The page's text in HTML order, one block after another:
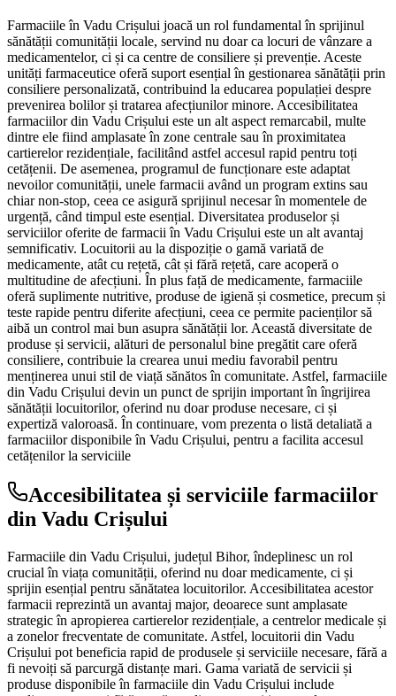
Farmaciile în Vadu Crișului joacă un rol fundamental în sprijinul
sănătății comunității locale, servind nu doar ca locuri de vânzare a
medicamentelor, ci și ca centre de consiliere și prevenție. Aceste
unități farmaceutice oferă suport esențial în gestionarea sănătății prin
consiliere personalizată, contribuind la educarea populației despre
prevenirea bolilor și tratarea afecțiunilor minore. Accesibilitatea
farmaciilor din Vadu Crișului este un alt aspect remarcabil, multe
dintre ele fiind amplasate în zone centrale sau în proximitatea
cartierelor rezidențiale, facilitând astfel accesul rapid pentru toți
cetățenii. De asemenea, programul de funcționare este adaptat
nevoilor comunității, unele farmacii având un program extins sau
chiar non-stop, ceea ce asigură sprijinul necesar în momentele de
urgență, când timpul este esențial. Diversitatea produselor și
serviciilor oferite de farmacii în Vadu Crișului este un alt avantaj
semnificativ. Locuitorii au la dispoziție o gamă variată de
medicamente, atât cu rețetă, cât și fără rețetă, care acoperă o
multitudine de afecțiuni. În plus față de medicamente, farmaciile
oferă suplimente nutritive, produse de igienă și cosmetice, precum și
teste rapide pentru diferite afecțiuni, ceea ce permite pacienților să
aibă un control mai bun asupra sănătății lor. Această diversitate de
produse și servicii, alături de personalul bine pregătit care oferă
consiliere, contribuie la crearea unui mediu favorabil pentru
menținerea unui stil de viață sănătos în comunitate. Astfel, farmaciile
din Vadu Crișului devin un punct de sprijin important în îngrijirea
sănătății locuitorilor, oferind nu doar produse necesare, ci și
expertiză valoroasă. În continuare, vom prezenta o listă detaliată a
farmaciilor disponibile în Vadu Crișului, pentru a facilita accesul
cetățenilor la serviciile
Accesibilitatea și serviciile farmaciilor
din Vadu Crișului
Farmaciile din Vadu Crișului, județul Bihor, îndeplinesc un rol
crucial în viața comunității, oferind nu doar medicamente, ci și
sprijin esențial pentru sănătatea locuitorilor. Accesibilitatea acestor
farmacii reprezintă un avantaj major, deoarece sunt amplasate
strategic în apropierea cartierelor rezidențiale, a centrelor medicale și
a zonelor frecventate de comunitate. Astfel, locuitorii din Vadu
Crișului pot beneficia rapid de produsele și serviciile necesare, fără a
fi nevoiți să parcurgă distanțe mari. Gama variată de servicii și
produse disponibile în farmaciile din Vadu Crișului include